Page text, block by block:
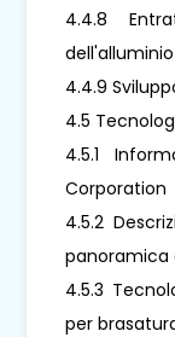
4.4.8
4.4.9
4.5
4.5.1
Corporation
4.5.2
panoramica
4.5.3
per